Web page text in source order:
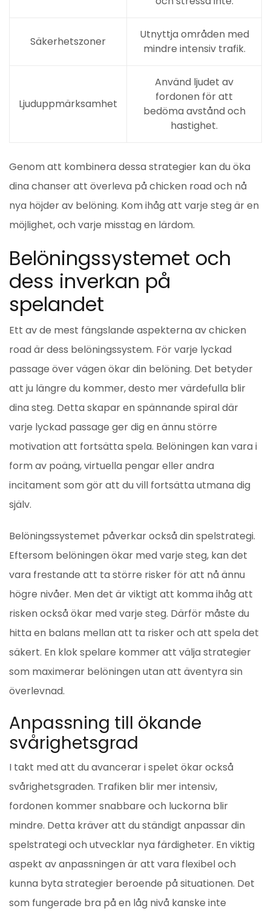
Säkerhetszoner
Utnyttja områden med
mindre intensiv trafik.
Ljuduppmärksamhet
Använd ljudet av
fordonen för att
bedöma avstånd och
hastighet.
Genom att kombinera dessa strategier kan du öka
dina chanser att överleva på chicken road och nå
nya höjder av belöning. Kom ihåg att varje steg är en
möjlighet, och varje misstag en lärdom.
Belöningssystemet och
dess inverkan på
spelandet
Ett av de mest fängslande aspekterna av chicken
road är dess belöningssystem. För varje lyckad
passage över vägen ökar din belöning. Det betyder
att ju längre du kommer, desto mer värdefulla blir
dina steg. Detta skapar en spännande spiral där
varje lyckad passage ger dig en ännu större
motivation att fortsätta spela. Belöningen kan vara i
form av poäng, virtuella pengar eller andra
incitament som gör att du vill fortsätta utmana dig
själv.
Belöningssystemet påverkar också din spelstrategi.
Eftersom belöningen ökar med varje steg, kan det
vara frestande att ta större risker för att nå ännu
högre nivåer. Men det är viktigt att komma ihåg att
risken också ökar med varje steg. Därför måste du
hitta en balans mellan att ta risker och att spela det
säkert. En klok spelare kommer att välja strategier
som maximerar belöningen utan att äventyra sin
överlevnad.
Anpassning till ökande
svårighetsgrad
I takt med att du avancerar i spelet ökar också
svårighetsgraden. Trafiken blir mer intensiv,
fordonen kommer snabbare och luckorna blir
mindre. Detta kräver att du ständigt anpassar din
spelstrategi och utvecklar nya färdigheter. En viktig
aspekt av anpassningen är att vara flexibel och
kunna byta strategier beroende på situationen. Det
som fungerade bra på en låg nivå kanske inte